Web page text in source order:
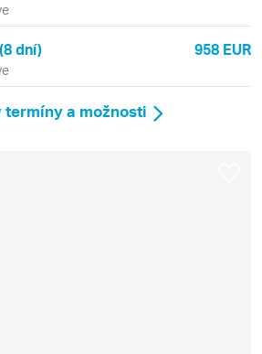
dní) 958 EUR
termíny a možnosti